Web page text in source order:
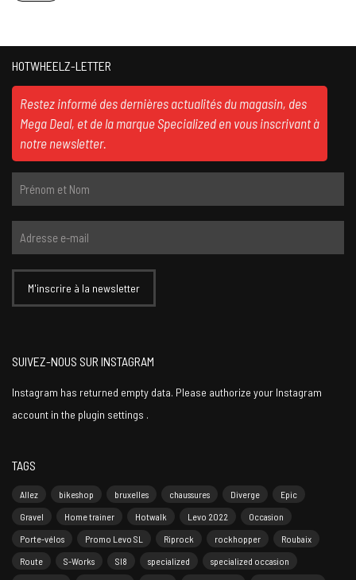
HOTWHEELZ-LETTER
Restez informé des dernières actualités du magasin, des
Mega Deal, et de la marque Specialized en vous inscrivant à
notre newsletter.
SUIVEZ-NOUS SUR INSTAGRAM
Instagram has returned empty data. Please authorize your Instagram
account in the plugin settings .
TAGS
Allez bikeshop bruxelles chaussures Diverge
Epic
Gravel
Home trainer Hotwalk Levo 2022
Occasion
Porte-vélos
Promo Levo SL Riprock rockhopper
Roubaix
Route
S-Works Sl8 specialized
specialized occasion